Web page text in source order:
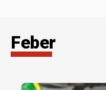
Feber